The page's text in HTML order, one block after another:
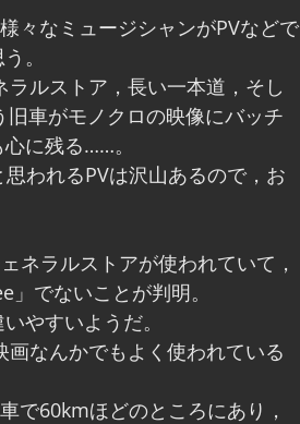
々なミュージシャンがPVなどで
。
ルストア，長い一本道，そし
車がモノクロの映像にバッチ
に残る……。
われるPVは沢山あるので，お
ネラルストアが使われていて，
でないことが判明。
やすいようだ。
なんかでもよく使われている
で60kmほどのところにあり，